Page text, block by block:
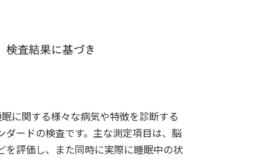
に関する様々な病気や特徴を診断する
ードの検査です。主な測定項目は、脳
を評価し、また同時に実際に睡眠中の状